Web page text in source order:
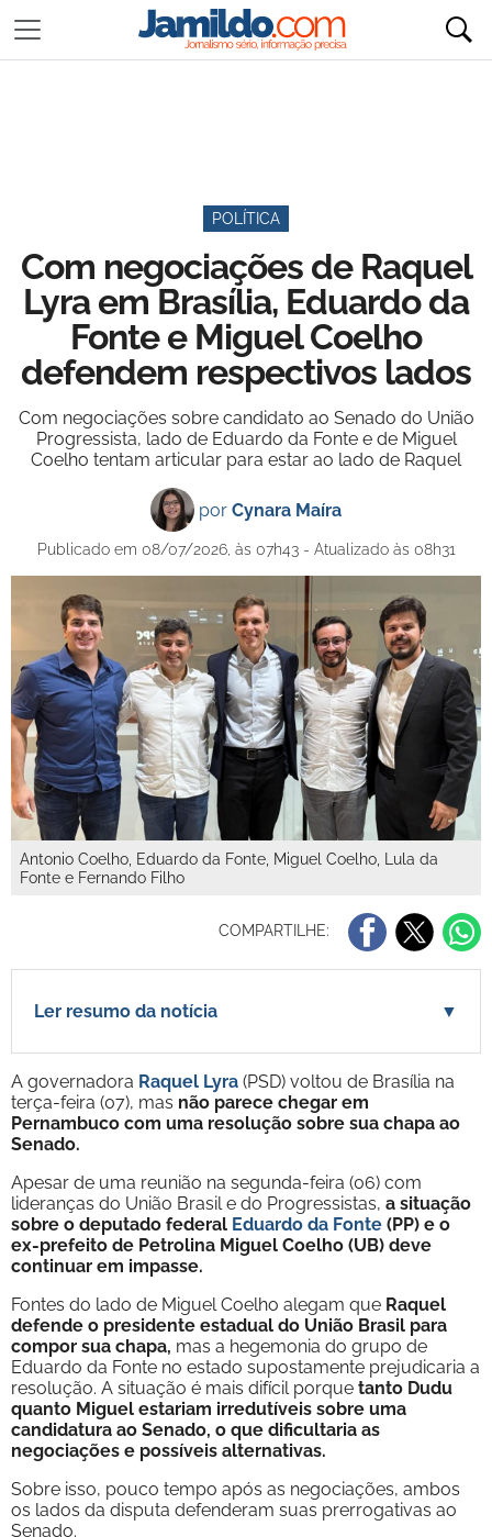
POLÍTICA
Com negociações de Raquel
Lyra em Brasília, Eduardo da
Fonte e Miguel Coelho
defendem respectivos lados
Com negociações sobre candidato ao Senado do União
Progressista, lado de Eduardo da Fonte e de Miguel
Coelho tentam articular para estar ao lado de Raquel
por Cynara Maíra
Publicado em 08/07/2026, às 07h43 - Atualizado às 08h31
Antonio Coelho, Eduardo da Fonte, Miguel Coelho, Lula da
Fonte e Fernando Filho
COMPARTILHE:
Ler resumo da notícia ▼
A governadora Raquel Lyra (PSD) voltou de Brasília na
terça-feira (07), mas não parece chegar em
Pernambuco com uma resolução sobre sua chapa ao
Senado.
Apesar de uma reunião na segunda-feira (06) com
lideranças do União Brasil e do Progressistas, a situação
sobre o deputado federal Eduardo da Fonte (PP) e o
ex-prefeito de Petrolina Miguel Coelho (UB) deve
continuar em impasse.
Fontes do lado de Miguel Coelho alegam que Raquel
defende o presidente estadual do União Brasil para
compor sua chapa, mas a hegemonia do grupo de
Eduardo da Fonte no estado supostamente prejudicaria a
resolução. A situação é mais difícil porque tanto Dudu
quanto Miguel estariam irredutíveis sobre uma
candidatura ao Senado, o que dificultaria as
negociações e possíveis alternativas.
Sobre isso, pouco tempo após as negociações, ambos
os lados da disputa defenderam suas prerrogativas ao
Senado.